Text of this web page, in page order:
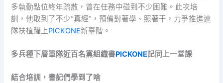
多執勤點位終年疏散，曾在任務中碰到不少困難。此次培
訓，他取到了不少“真經”，預備對著學、照著干，力爭推進連
隊扶植躍上PICKONE新臺階。
多兵種下層軍隊近百名黨組織書PICKONE記同上一堂課
結合培訓，書記們學到了啥